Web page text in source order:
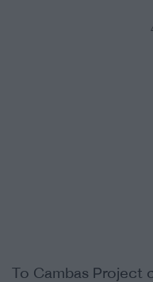
Το Cambas Project